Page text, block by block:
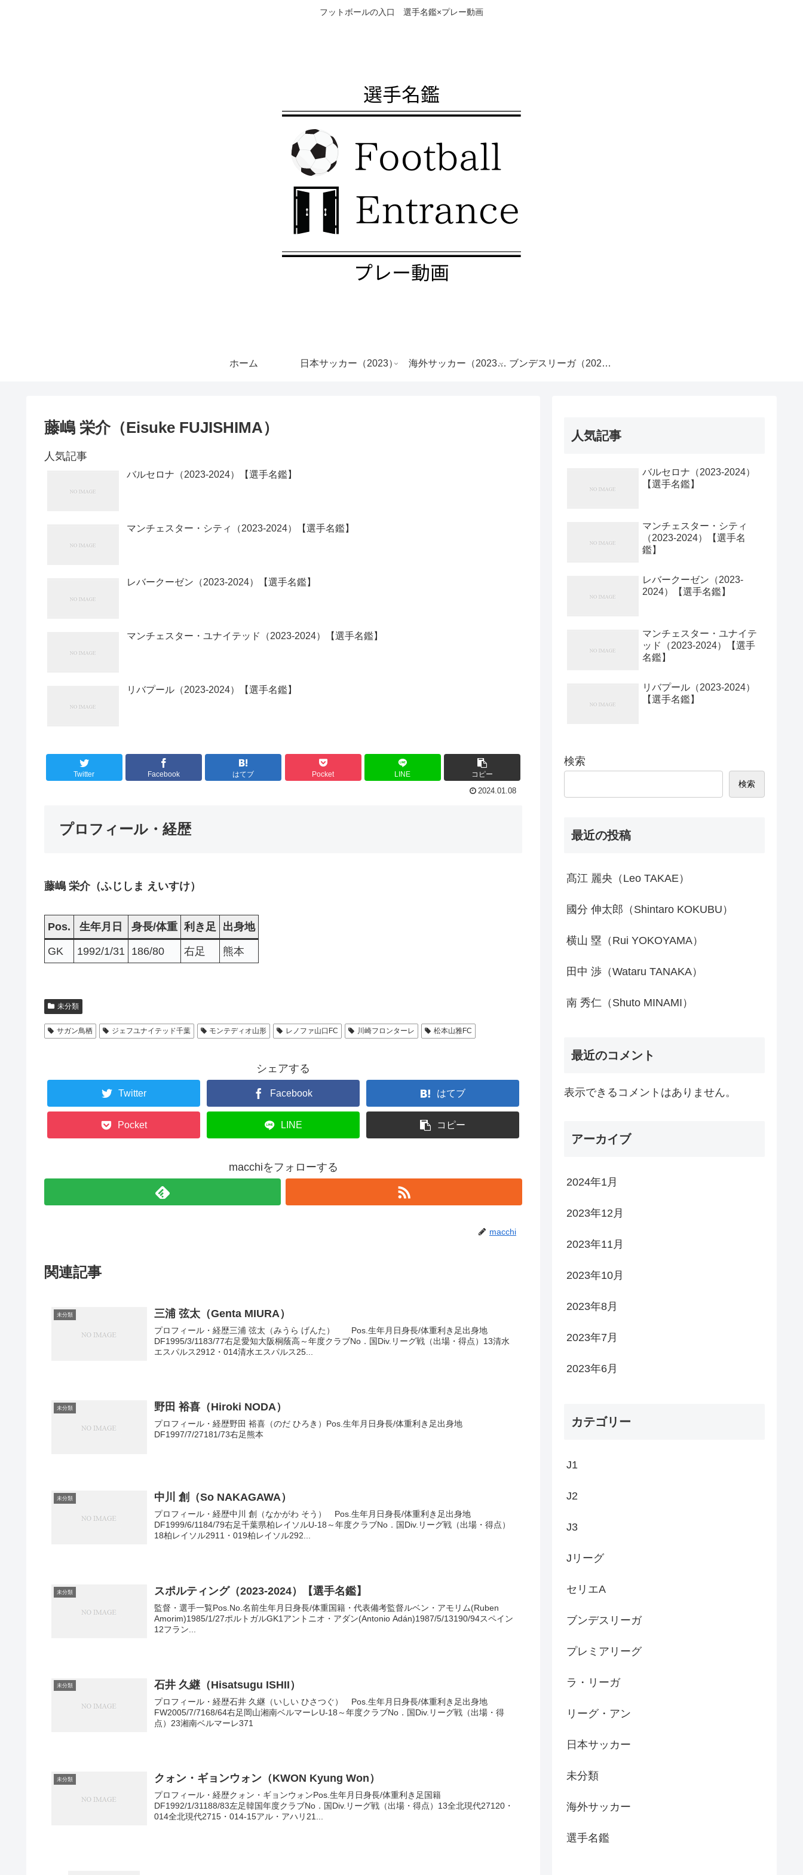
フットボールの入口 選手名鑑×プレー動画
ホーム 日本サッカー（2023） 海外サッカー（2023- ブンデスリーガ（2023-
藤嶋 栄介（Eisuke FUJISHIMA）
人気記事
バルセロナ（2023-2024）【選手名鑑】
マンチェスター・シティ（2023-2024）【選手名鑑】
レバークーゼン（2023-2024）【選手名鑑】
マンチェスター・ユナイテッド（2023-2024）【選手名鑑】
リバプール（2023-2024）【選手名鑑】
Twitter Facebook はてブ Pocket LINE コピー
2024.01.08
プロフィール・経歴
藤嶋 栄介（ふじしま えいすけ）
Pos. 生年月日 身長/体重 利き足 出身地
GK 1992/1/31 186/80 右足 熊本
未分類
サガン鳥栖 ジェフユナイテッド千葉 モンテディオ山形 レノファ山口FC 川崎フロンターレ 松本山雅FC
シェアする
Twitter Facebook はてブ
Pocket LINE コピー
macchiをフォローする
macchi
関連記事
未分類 三浦 弦太（Genta MIURA）
プロフィール・経歴三浦 弦太（みうら げんた） Pos.生年月日身長/体重利き足出身地
DF1995/3/1183/77右足愛知大阪桐蔭高～年度クラブNo．国Div.リーグ戦（出場・得点）13清水
エスパルス2912・014清水エスパルス25...
未分類 野田 裕喜（Hiroki NODA）
プロフィール・経歴野田 裕喜（のだ ひろき）Pos.生年月日身長/体重利き足出身地
DF1997/7/27181/73右足熊本
未分類 中川 創（So NAKAGAWA）
プロフィール・経歴中川 創（なかがわ そう） Pos.生年月日身長/体重利き足出身地
DF1999/6/1184/79右足千葉県柏レイソルU-18～年度クラブNo．国Div.リーグ戦（出場・得点）
18柏レイソル2911・019柏レイソル292...
未分類 スポルティング（2023-2024）【選手名鑑】
監督・選手一覧Pos.No.名前生年月日身長/体重国籍・代表備考監督ルベン・アモリム(Ruben
Amorim)1985/1/27ポルトガルGK1アントニオ・アダン(Antonio Adán)1987/5/13190/94スペイン
12フラン...
未分類 石井 久継（Hisatsugu ISHII）
プロフィール・経歴石井 久継（いしい ひさつぐ） Pos.生年月日身長/体重利き足出身地
FW2005/7/7168/64右足岡山湘南ベルマーレU-18～年度クラブNo．国Div.リーグ戦（出場・得
点）23湘南ベルマーレ371
未分類 クォン・ギョンウォン（KWON Kyung Won）
プロフィール・経歴クォン・ギョンウォンPos.生年月日身長/体重利き足国籍
DF1992/1/31188/83左足韓国年度クラブNo．国Div.リーグ戦（出場・得点）13全北現代27120・
014全北現代2715・014-15アル・アハリ21...
人気記事
バルセロナ（2023-2024）
【選手名鑑】
マンチェスター・シティ
（2023-2024）【選手名
鑑】
レバークーゼン（2023-
2024）【選手名鑑】
マンチェスター・ユナイテ
ッド（2023-2024）【選手
名鑑】
リバプール（2023-2024）
【選手名鑑】
検索
検索
最近の投稿
髙江 麗央（Leo TAKAE）
國分 伸太郎（Shintaro KOKUBU）
横山 塁（Rui YOKOYAMA）
田中 渉（Wataru TANAKA）
南 秀仁（Shuto MINAMI）
最近のコメント
表示できるコメントはありません。
アーカイブ
2024年1月
2023年12月
2023年11月
2023年10月
2023年8月
2023年7月
2023年6月
カテゴリー
J1
J2
J3
Jリーグ
セリエA
ブンデスリーガ
プレミアリーグ
ラ・リーガ
リーグ・アン
日本サッカー
未分類
海外サッカー
選手名鑑